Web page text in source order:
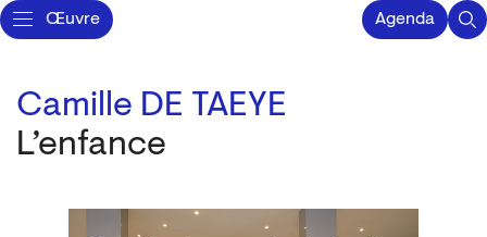
Œuvre Agenda
Camille DE TAEYE
L’enfance